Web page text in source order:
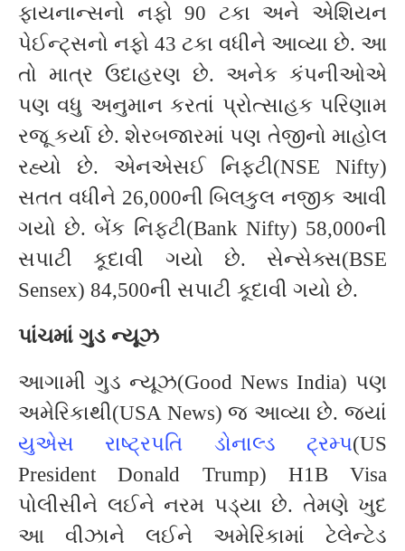
ફાયનાન્સનો નફો 90 ટકા અને એશિયન
પેઈન્ટ્સનો નફો 43 ટકા વધીને આવ્યા છે. આ
તો માત્ર ઉદાહરણ છે. અનેક કંપનીઓએ
પણ વધુ અનુમાન કરતાં પ્રોત્સાહક પરિણામ
રજૂ કર્યા છે. શેરબજારમાં પણ તેજીનો માહોલ
રહ્યો છે. એનએસઈ નિફ્ટી(NSE Nifty)
સતત વધીને 26,000ની બિલકુલ નજીક આવી
ગયો છે. બેંક નિફ્ટી(Bank Nifty) 58,000ની
સપાટી કૂદાવી ગયો છે. સેન્સેક્સ(BSE
Sensex) 84,500ની સપાટી કૂદાવી ગયો છે.
પાંચમાં ગુડ ન્યૂઝ
આગામી ગુડ ન્યૂઝ(Good News India) પણ
અમેરિકાથી(USA News) જ આવ્યા છે. જ્યાં
યુએસ રાષ્ટ્રપતિ ડોનાલ્ડ ટ્રમ્પ(US
President Donald Trump) H1B Visa
પોલીસીને લઈને નરમ પડ્યા છે. તેમણે ખુદ
આ વીઝાને લઈને અમેરિકામાં ટેલેન્ટેડ